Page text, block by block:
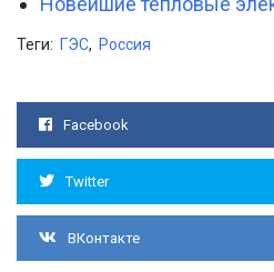
Теги: ГЭС, Россия
Facebook
Twitter
ВКонтакте